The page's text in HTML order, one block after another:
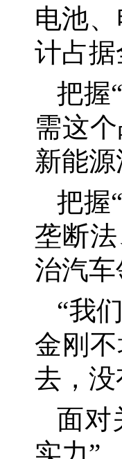
电池
计占
把握
需这
新能
把握
垄断
治汽
“我
金刚
去，
面对